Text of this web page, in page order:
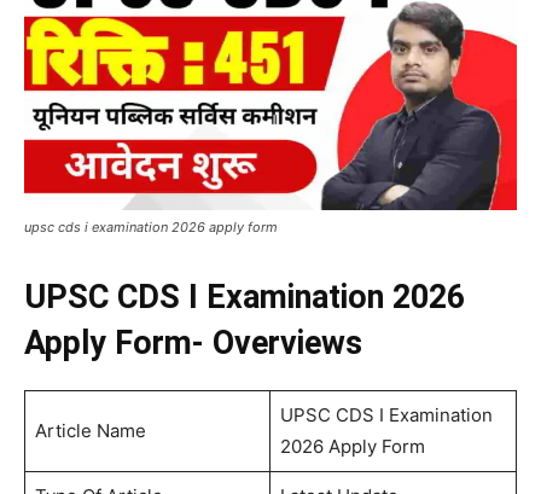
upsc cds i examination 2026 apply form
UPSC CDS I Examination 2026
Apply Form- Overviews
Article Name
UPSC CDS I Examination
2026 Apply Form